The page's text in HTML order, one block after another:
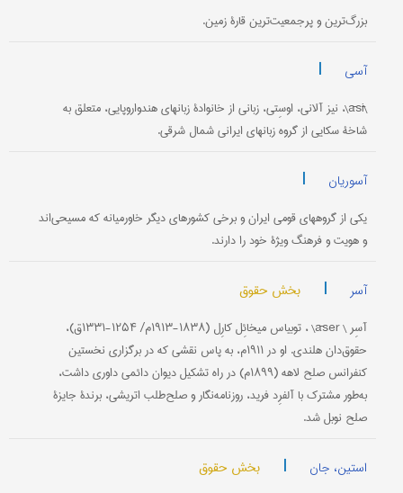
بزرگ‌ترین و پرجمعیت‌ترین قارۀ زمین.
آسی |
\āsī\، نیز آلانی، اوسِتی، زبانی از خانوادۀ زبانهای هندواروپایی، متعلق به
شاخۀ سکایی از گروه زبانهای ایرانی شمال شرقی.
آسوریان |
یکی از گروههای قومی ایران و برخی کشورهای دیگر خاورمیانه که مسیحی‌اند
و هویت و فرهنگ ویژۀ خود را دارند.
آسر | بخش حقوق
آسِر \ āser\ ، توبیاس میخائِل کارِل (۱۸۳۸-۱۹۱۳م/ ۱۲۵۴-۱۳۳۱ق)،
حقوق‌دان هلندی. او در ۱۹۱۱م، به پاس نقشی که در برگزاری نخستین
کنفرانس صلح لاهه (۱۸۹۹م) در راه تشکیل دیوان دائمی داوری داشت،
به‌طور مشترک با آلفرِد فرید، روزنامه‌نگار و صلح‌طلب اتریشی، برندۀ جایزۀ
صلح نوبل شد.
استین، جان | بخش حقوق